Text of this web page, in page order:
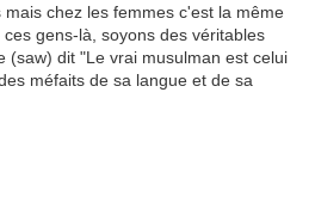
chez les femmes c'est la même
gens-là, soyons des véritables
(saw) dit "Le vrai musulman est celui
méfaits de sa langue et de sa